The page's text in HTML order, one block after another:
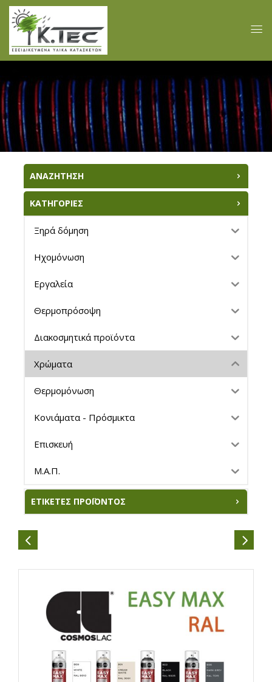
ΑΝΑΖΗΤΗΣΗ
ΚΑΤΗΓΟΡΙΕΣ
Ξηρά δόμηση
Ηχομόνωση
Εργαλεία
Θερμοπρόσοψη
Διακοσμητικά προϊόντα
Χρώματα
Θερμομόνωση
Κονιάματα - Πρόσμικτα
Επισκευή
Μ.Α.Π.
ΕΤΙΚΈΤΕΣ ΠΡΟΪΌΝΤΟΣ